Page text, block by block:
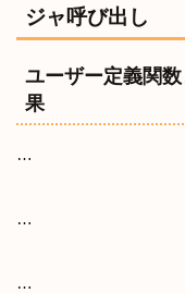
ジャ呼び出し
ユーザー定義関
果
…
…
…